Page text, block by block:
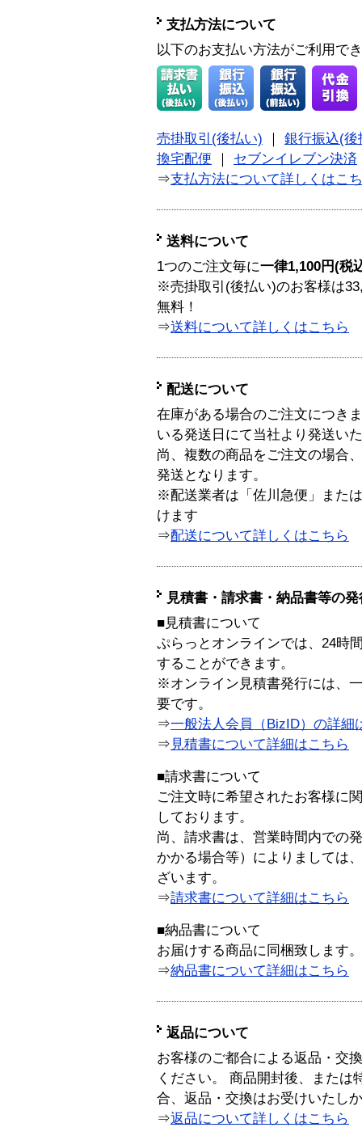
支払方法について
以下のお支払い方法がご利用で
売掛取引(後払い)
銀行振込(後
換宅配便
セブンイレブン決済
⇒支払方法について詳しくはこ
送料について
1つのご注文毎に一律1,100円(税
※売掛取引(後払い)のお客様は
無料！
⇒送料について詳しくはこちら
配送について
在庫がある場合のご注文につき
いる発送日にて当社より発送い
尚、複数の商品をご注文の場合
発送となります。
※配送業者は「佐川急便」また
けます
⇒配送について詳しくはこちら
見積書・請求書・納品書等の
■見積書について
ぷらっとオンラインでは、24時
することができます。
※オンライン見積書発行には、
要です。
⇒一般法人会員（BizID）の詳細
⇒ 見積書について詳細はこちら
■請求書について
ご注文時に希望されたお客様に
しております。
尚、請求書は、営業時間内での
かかる場合等）によりましては
ざいます。
⇒請求書について詳細はこちら
■納品書について
お届けする商品に同梱致します。
⇒納品書について詳細はこちら
返品について
お客様のご都合による返品・交
ください。 商品開封後、または
合、返品・交換はお受けいたし
⇒返品について詳しくはこちら